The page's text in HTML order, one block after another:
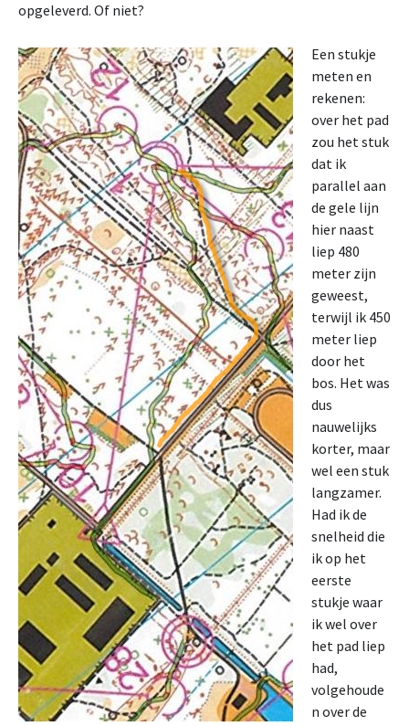
opgeleverd. Of niet?
Een stukje
meten en
rekenen:
over het pad
zou het stuk
dat ik
parallel aan
de gele lijn
hier naast
liep 480
meter zijn
geweest,
terwijl ik 450
meter liep
door het
bos. Het was
dus
nauwelijks
korter, maar
wel een stuk
langzamer.
Had ik de
snelheid die
ik op het
eerste
stukje waar
ik wel over
het pad liep
had,
volgehoude
n over de